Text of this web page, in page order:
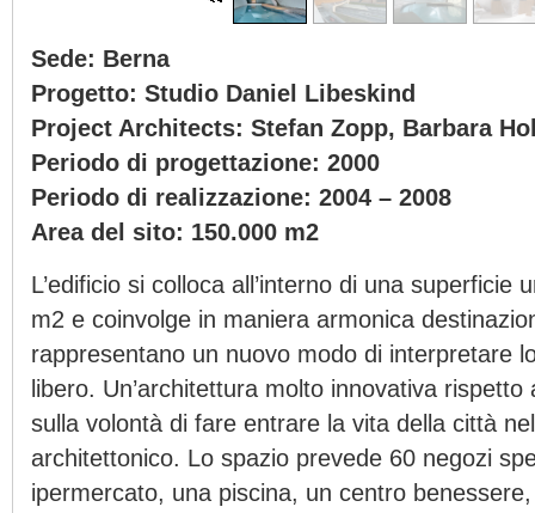
Sede: Berna
Progetto: Studio Daniel Libeskind
Project Architects: Stefan Zopp, Barbara
Periodo di progettazione: 2000
Periodo di realizzazione: 2004 – 2008
Area del sito: 150.000 m2
L’edificio si colloca all’interno di una superficie
m2 e coinvolge in maniera armonica
rappresentano un nuovo modo di interpretare
libero. Un’architettura molto innovativa
sulla volontà di fare entrare la vita della città
architettonico. Lo spazio prevede 60 negozi
ipermercato, una piscina, un centro